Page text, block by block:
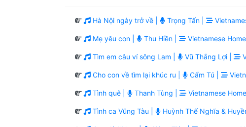
Hà Nội ngày trở về | Trọng Tấn |
Mẹ yêu con | Thu Hiền | Vietnamese
Tìm em câu ví sông Lam | Vũ Thắng Lợi |
Cho con về tìm lại khúc ru | Cẩm Tú |
Tình quê | Thanh Tùng | Vietnamese
Tình ca Vũng Tàu | Huỳnh Thế Nghĩa &